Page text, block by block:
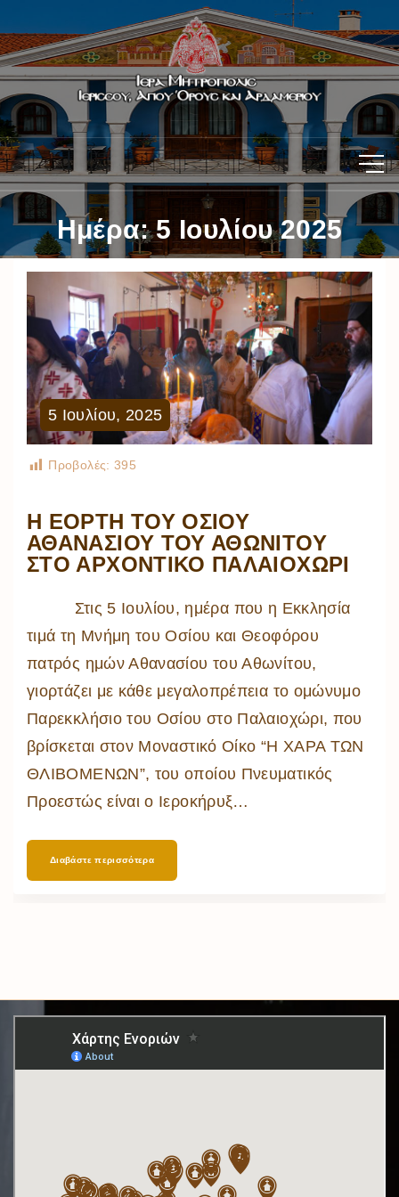
Ημέρα:5 Ιουλίου 2025
5 Ιουλίου, 2025
Προβολές: 395
Η ΕΟΡΤΗ ΤΟΥ ΟΣΙΟΥ
ΑΘΑΝΑΣΙΟΥ ΤΟΥ ΑΘΩΝΙΤΟΥ
ΣΤΟ ΑΡΧΟΝΤΙΚΟ ΠΑΛΑΙΟΧΩΡΙ
Στις 5 Ιουλίου, ημέρα που η Εκκλησία
τιμά τη Μνήμη του Οσίου και Θεοφόρου
πατρός ημών Αθανασίου του Αθωνίτου,
γιορτάζει με κάθε μεγαλοπρέπεια το ομώνυμο
Παρεκκλήσιο του Οσίου στο Παλαιοχώρι, που
βρίσκεται στον Μοναστικό Οίκο “Η ΧΑΡΑ ΤΩΝ
ΘΛΙΒΟΜΕΝΩΝ”, του οποίου Πνευματικός
Προεστώς είναι ο Ιεροκήρυξ…
Διαβάστε περισσότερα